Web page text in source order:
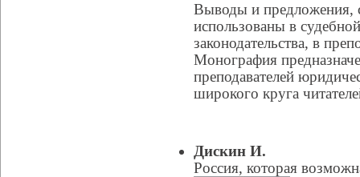
Выводы и предложения,
использованы в
законодательства, в
Монография
преподавателей
широкого круга
Дискин И.
Россия, которая